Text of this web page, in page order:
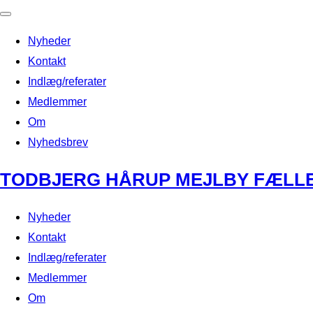
navigation
Nyheder
Kontakt
Indlæg/referater
Medlemmer
Om
Nyhedsbrev
Skip
to
content
TODBJERG HÅRUP MEJLBY
Nyheder
Kontakt
Indlæg/referater
Medlemmer
Om